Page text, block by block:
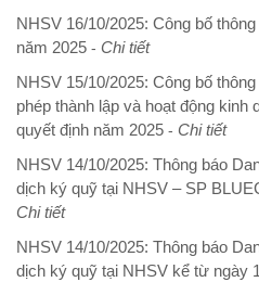
NHSV 16/10/2025: Công bố
năm 2025 - Chi tiết
NHSV 15/10/2025: Công bố
phép thành lập và hoạt động kinh
quyết định năm 2025 - Chi tiết
NHSV 14/10/2025: Thông báo
dịch ký quỹ tại NHSV – SP
Chi tiết
NHSV 14/10/2025: Thông báo
dịch ký quỹ tại NHSV kể từ ngày